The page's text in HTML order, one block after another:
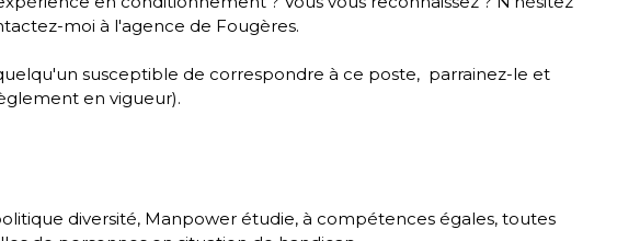
moi à l'agence de Fougères.
susceptible de correspondre à ce poste, parrainez-le et
en vigueur).
diversité, Manpower étudie, à compétences égales, toutes